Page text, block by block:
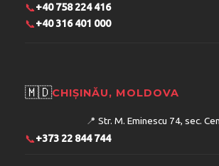
📞+40 758 224 416
📞+40 316 401 000
🇲🇩CHIȘINĂU, MOLDOVA
📍 Str. M. Eminescu 74, sec.
📞+373 22 844 744